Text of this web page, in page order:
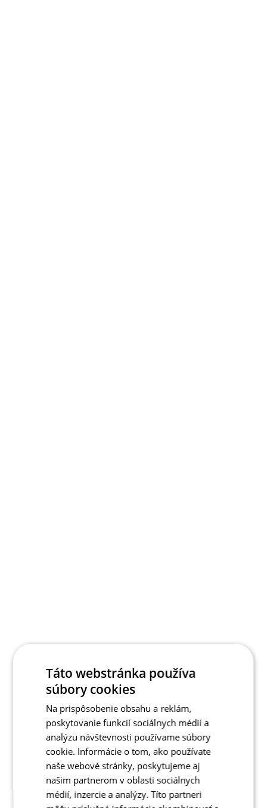
Táto webstránka používa
súbory cookies
Na prispôsobenie obsahu a reklám,
poskytovanie funkcií sociálnych médií a
analýzu návštevnosti používame súbory
cookie. Informácie o tom, ako používate
naše webové stránky, poskytujeme aj
našim partnerom v oblasti sociálnych
médií, inzercie a analýzy. Títo partneri